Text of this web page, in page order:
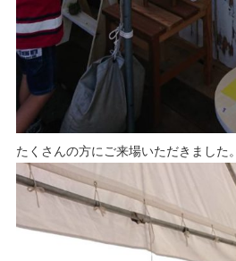
たくさんの方にご来場いただきました。